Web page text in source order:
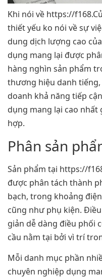
Khi nói về https://
thiết yếu ko nói về sự
dung dịch lượng cao
dụng mang lại được
hàng nghìn sản phẩm
thương hiệu danh
doanh khả năng tiếp
dụng mang lại cao
hợp.
Phân sản
Sản phẩm tại https://
được phân tách thành
bạch, trong khoảng
cũng như phụ kiện.
giản dễ dàng điều phối
cầu nằm tại bởi vì trí
Mỗi danh mục phần
chuyên nghiệp dụng